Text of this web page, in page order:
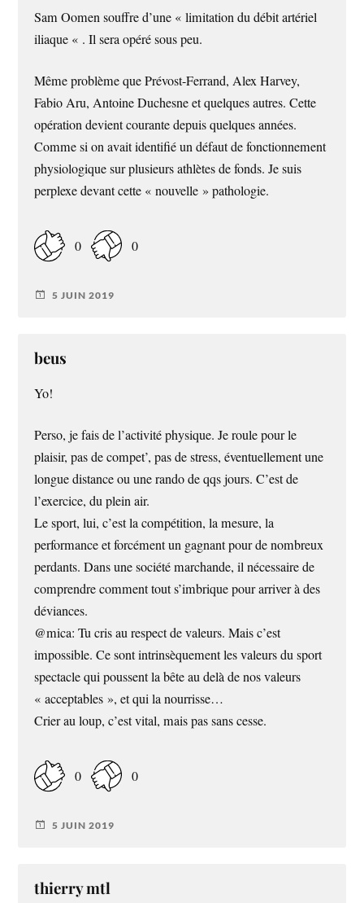
Sam Oomen souffre d’une « limitation du débit artériel
iliaque « . Il sera opéré sous peu.
Même problème que Prévost-Ferrand, Alex Harvey,
Fabio Aru, Antoine Duchesne et quelques autres. Cette
opération devient courante depuis quelques années.
Comme si on avait identifié un défaut de fonctionnement
physiologique sur plusieurs athlètes de fonds. Je suis
perplexe devant cette « nouvelle » pathologie.
0 0
5 JUIN 2019
beus
Yo!
Perso, je fais de l’activité physique. Je roule pour le
plaisir, pas de compet’, pas de stress, éventuellement une
longue distance ou une rando de qqs jours. C’est de
l’exercice, du plein air.
Le sport, lui, c’est la compétition, la mesure, la
performance et forcément un gagnant pour de nombreux
perdants. Dans une société marchande, il nécessaire de
comprendre comment tout s’imbrique pour arriver à des
déviances.
@mica: Tu cris au respect de valeurs. Mais c’est
impossible. Ce sont intrinsèquement les valeurs du sport
spectacle qui poussent la bête au delà de nos valeurs
« acceptables », et qui la nourrisse…
Crier au loup, c’est vital, mais pas sans cesse.
0 0
5 JUIN 2019
thierry mtl